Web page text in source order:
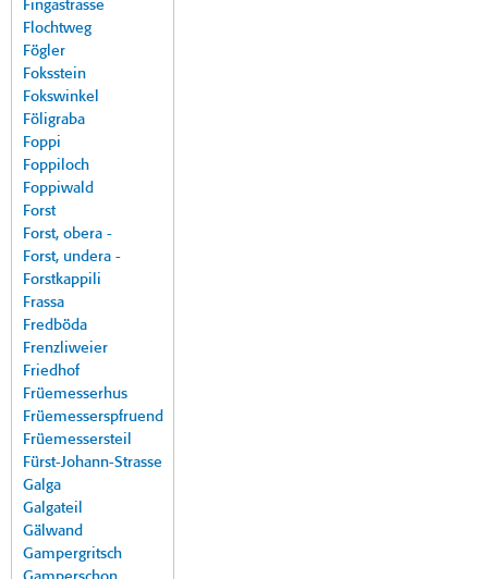
Fingastrasse
Flochtweg
Fögler
Foksstein
Fokswinkel
Föligraba
Foppi
Foppiloch
Foppiwald
Forst
Forst, obera -
Forst, undera -
Forstkappili
Frassa
Fredböda
Frenzliweier
Friedhof
Früemesserhus
Früemesserspfruend
Früemessersteil
Fürst-Johann-Strasse
Galga
Galgateil
Gälwand
Gampergritsch